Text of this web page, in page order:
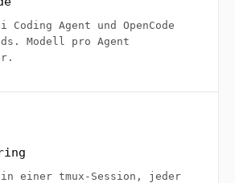
Coding Agent und OpenCode
Modell pro Agent
einer tmux-Session, jeder